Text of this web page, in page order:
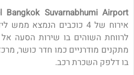
Bangkok Suvarnabhumi Airport
אירוח של 4 כוכבים הנמצא
לרווחת השוהים בו שירות הסעה אל
מתקנים מודרניים כמו חדר כושר,
בו דלפק השכרת רכב.